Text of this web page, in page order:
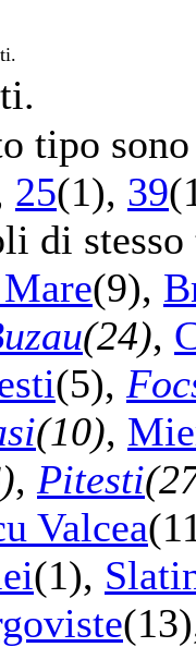
tipo
25(1), 39
di
(9),
(24),
(5),
(10),
, Pitesti
Valcea
(1),